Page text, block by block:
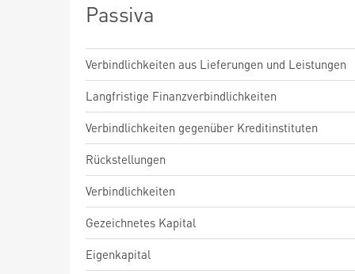
Passiva
Verbindlichkeiten aus Lieferungen und Leistungen
Langfristige Finanzverbindlichkeiten
Verbindlichkeiten gegenüber Kreditinstituten
Rückstellungen
Verbindlichkeiten
Gezeichnetes Kapital
Eigenkapital